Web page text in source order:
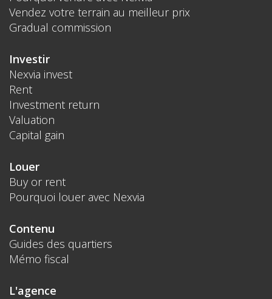
Vendez votre terrain au meilleur prix
Gradual commission
Investir
Nexvia invest
Rent
Investment return
Valuation
Capital gain
Louer
Buy or rent
Pourquoi louer avec Nexvia
Contenu
Guides des quartiers
Mémo fiscal
L'agence